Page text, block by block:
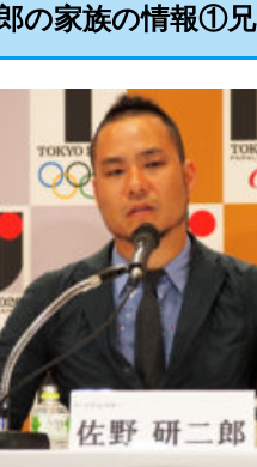
の家族の情報①兄